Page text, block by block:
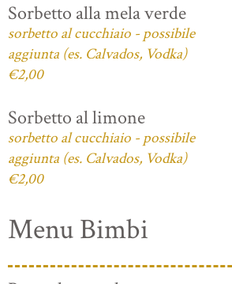
Sorbetto alla mela verde
sorbetto al cucchiaio - possibile
aggiunta (es. Calvados, Vodka)
€2,00
Sorbetto al limone
sorbetto al cucchiaio - possibile
aggiunta (es. Calvados, Vodka)
€2,00
Menu Bimbi